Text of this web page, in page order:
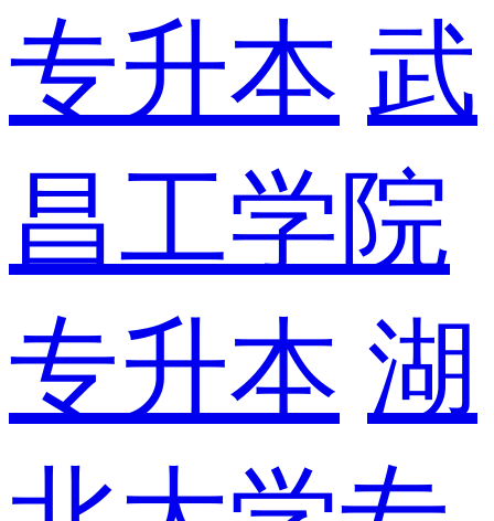
专升本 武
昌工学院
专升本 湖